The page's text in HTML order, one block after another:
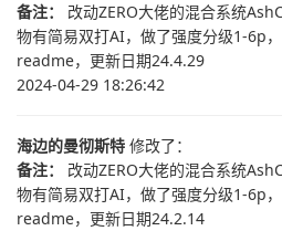
备注： 改动ZERO大佬的混合系统
物有简易双打AI，做了强度分级1-6p
readme，更新日期24.4.29
2024-04-29 18:26:42
海边的曼彻斯特 修改了：
备注： 改动ZERO大佬的混合系统
物有简易双打AI，做了强度分级1-6p
readme，更新日期24.2.14